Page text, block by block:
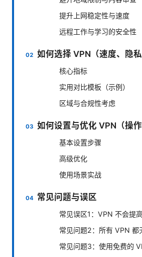
提升上网稳定性与速度
远程工作与学习的安全性
如何选择 VPN（速度、隐
核心指标
实用对比模板（示例）
区域与合规性考虑
如何设置与优化 VPN（操作
基本设置步骤
高级优化
使用场景实战
常见问题与误区
常见误区1：VPN 不会提
常见问题2：所有 VPN 都
常见问题3：使用免费的